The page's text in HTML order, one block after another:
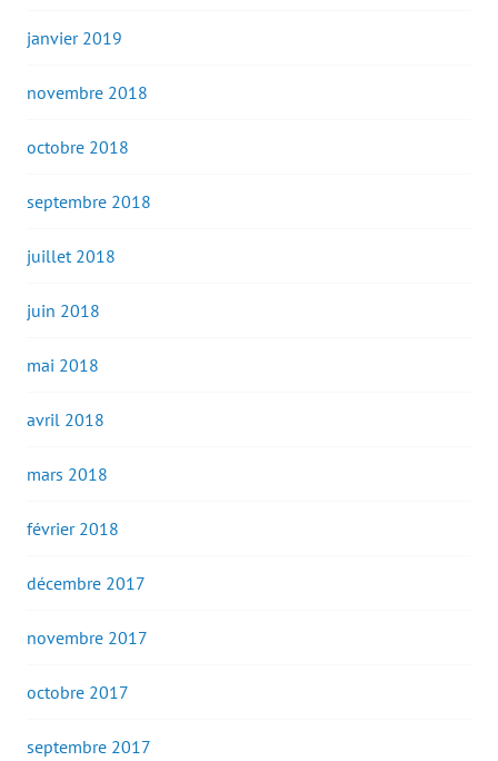
janvier 2019
novembre 2018
octobre 2018
septembre 2018
juillet 2018
juin 2018
mai 2018
avril 2018
mars 2018
février 2018
décembre 2017
novembre 2017
octobre 2017
septembre 2017